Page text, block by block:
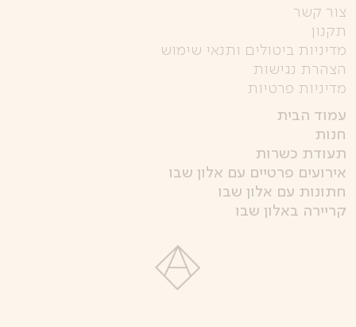
צור קשר
תקנון
מדיניות ביטולים ותנאי שימוש
הצהרת נגישות
מדיניות פרטיות
עמוד הבית
חנות
תעודת כשרות
אירועים פרטיים עם אלון שבו
חתונות עם אלון שבו
קריירה באלון שבו